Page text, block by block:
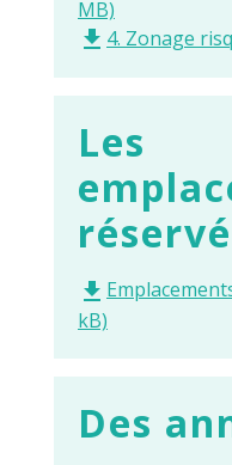
MB)
file_download 4. Zonage
Les
file_download
kB)
Des